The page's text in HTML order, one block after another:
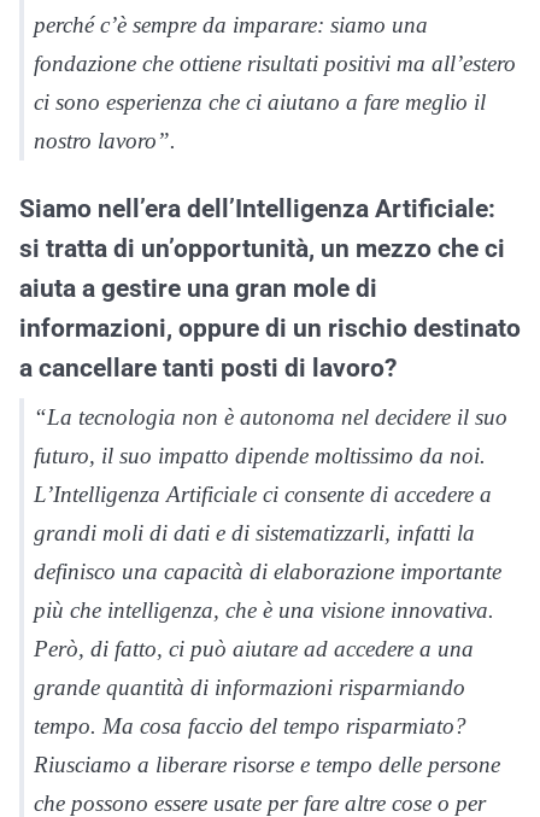
perché c’è sempre da imparare: siamo una
fondazione che ottiene risultati positivi ma all’estero
ci sono esperienza che ci aiutano a fare meglio il
nostro lavoro”.
Siamo nell’era dell’Intelligenza Artificiale:
si tratta di un’opportunità, un mezzo che ci
aiuta a gestire una gran mole di
informazioni, oppure di un rischio destinato
a cancellare tanti posti di lavoro?
“La tecnologia non è autonoma nel decidere il suo
futuro, il suo impatto dipende moltissimo da noi.
L’Intelligenza Artificiale ci consente di accedere a
grandi moli di dati e di sistematizzarli, infatti la
definisco una capacità di elaborazione importante
più che intelligenza, che è una visione innovativa.
Però, di fatto, ci può aiutare ad accedere a una
grande quantità di informazioni risparmiando
tempo. Ma cosa faccio del tempo risparmiato?
Riusciamo a liberare risorse e tempo delle persone
che possono essere usate per fare altre cose o per